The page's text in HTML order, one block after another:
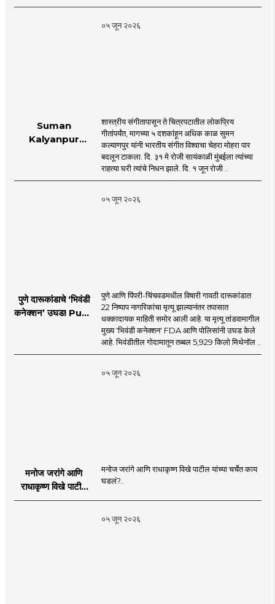
०५ जून २०२६
Suman
Kalyanpur
mumbai |
शास्त्रीय संगीतापासून ते चित्रपटातील लोकप्रिय
गीतांपर्यंत, मागच्या ५ दशकांहून अधिक काळ सुमन
कल्याणपुर यांनी भारतीय संगीत विश्वाचा चेहरा मोहरा पार
बदलून टाकला. दि. ३१ मे रोजी सायंकाळी मुंबईला त्यांच्या
राहत्या घरी त्यांचे निधन झाले. दि. १ जून रोजी ..
०५ जून २०२६
पुणे दारूकांडाचे ‘भिवंडी
कनेक्शन’ उघड! Pune
पुणे आणि पिंपरी-चिंचवडमधील विषारी गावठी दारूकांडात
22 निष्पाप नागरिकांचा मृत्यू झाल्यानंतर तपासात
धक्कादायक माहिती समोर आली आहे. या मृत्यू तांडवामागील
मुख्य 'भिवंडी कनेक्शन' FDA आणि पोलिसांनी उघड केले
आहे. भिवंडीतील गोदामातून तब्बल 5,929 किलो मिथेनॉल ..
०५ जून २०२६
मनोज जरांगे आणि
राधाकृष्ण विखे पाटील
यांच्या चर्चेत काय घडलं?
मनोज जरांगे आणि राधाकृष्ण विखे पाटील यांच्या चर्चेत काय
घडलं?..
०५ जून २०२६